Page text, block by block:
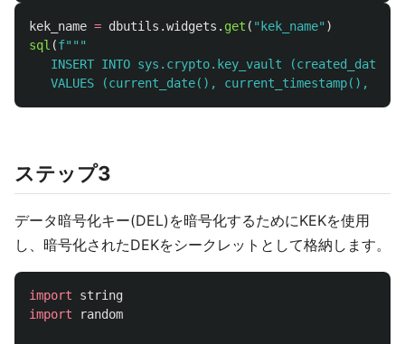
kek_name = dbutils .widgets . get ( " kek_name" )
sql (f"""
INSERT INTO sys.crypto.key_vault (created_date,
VALUES (current_date(), current_timestamp(),
ステップ3
データ暗号化キー(DEL)を暗号化するためにKEKを使用
し、暗号化されたDEKをシークレットとして格納します。
import
string
import
random